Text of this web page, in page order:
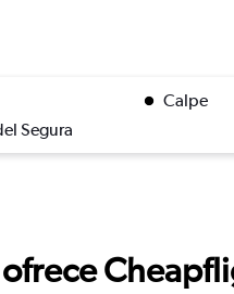
Calpe
Segura